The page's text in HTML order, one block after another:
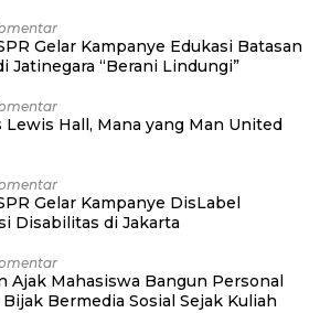
Gelar Kampanye Edukasi Batasan
Jatinegara “Berani Lindungi”
Lewis Hall, Mana yang Man United
Gelar Kampanye DisLabel
Disabilitas di Jakarta
Ajak Mahasiswa Bangun Personal
Bermedia Sosial Sejak Kuliah